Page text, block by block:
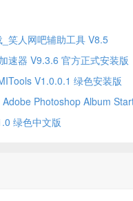
笑人网吧辅助工具 V8.5
速器 V9.3.6 官方正式安装版
V1.0.0.1 绿色安装版
Adobe Photoshop Album
绿色中文版